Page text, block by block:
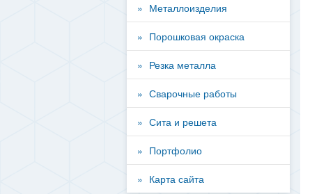
Металлоизделия
Порошковая окраска
Резка металла
Сварочные работы
Сита и решета
Портфолио
Карта сайта